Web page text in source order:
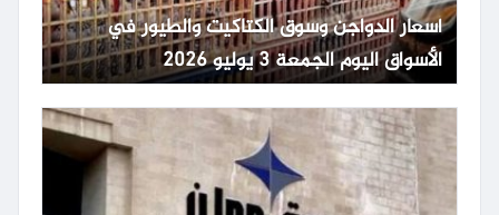
أسعار الدواجن وسوق الكتاكيت والطيور في
الأسواق اليوم الجمعة 3 يوليو 2026